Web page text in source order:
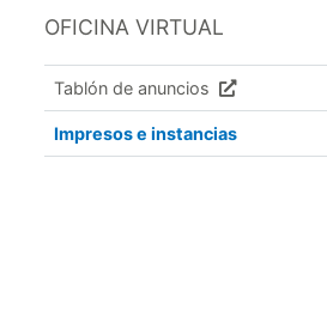
OFICINA VIRTUAL
Tablón de anuncios
Impresos e instancias